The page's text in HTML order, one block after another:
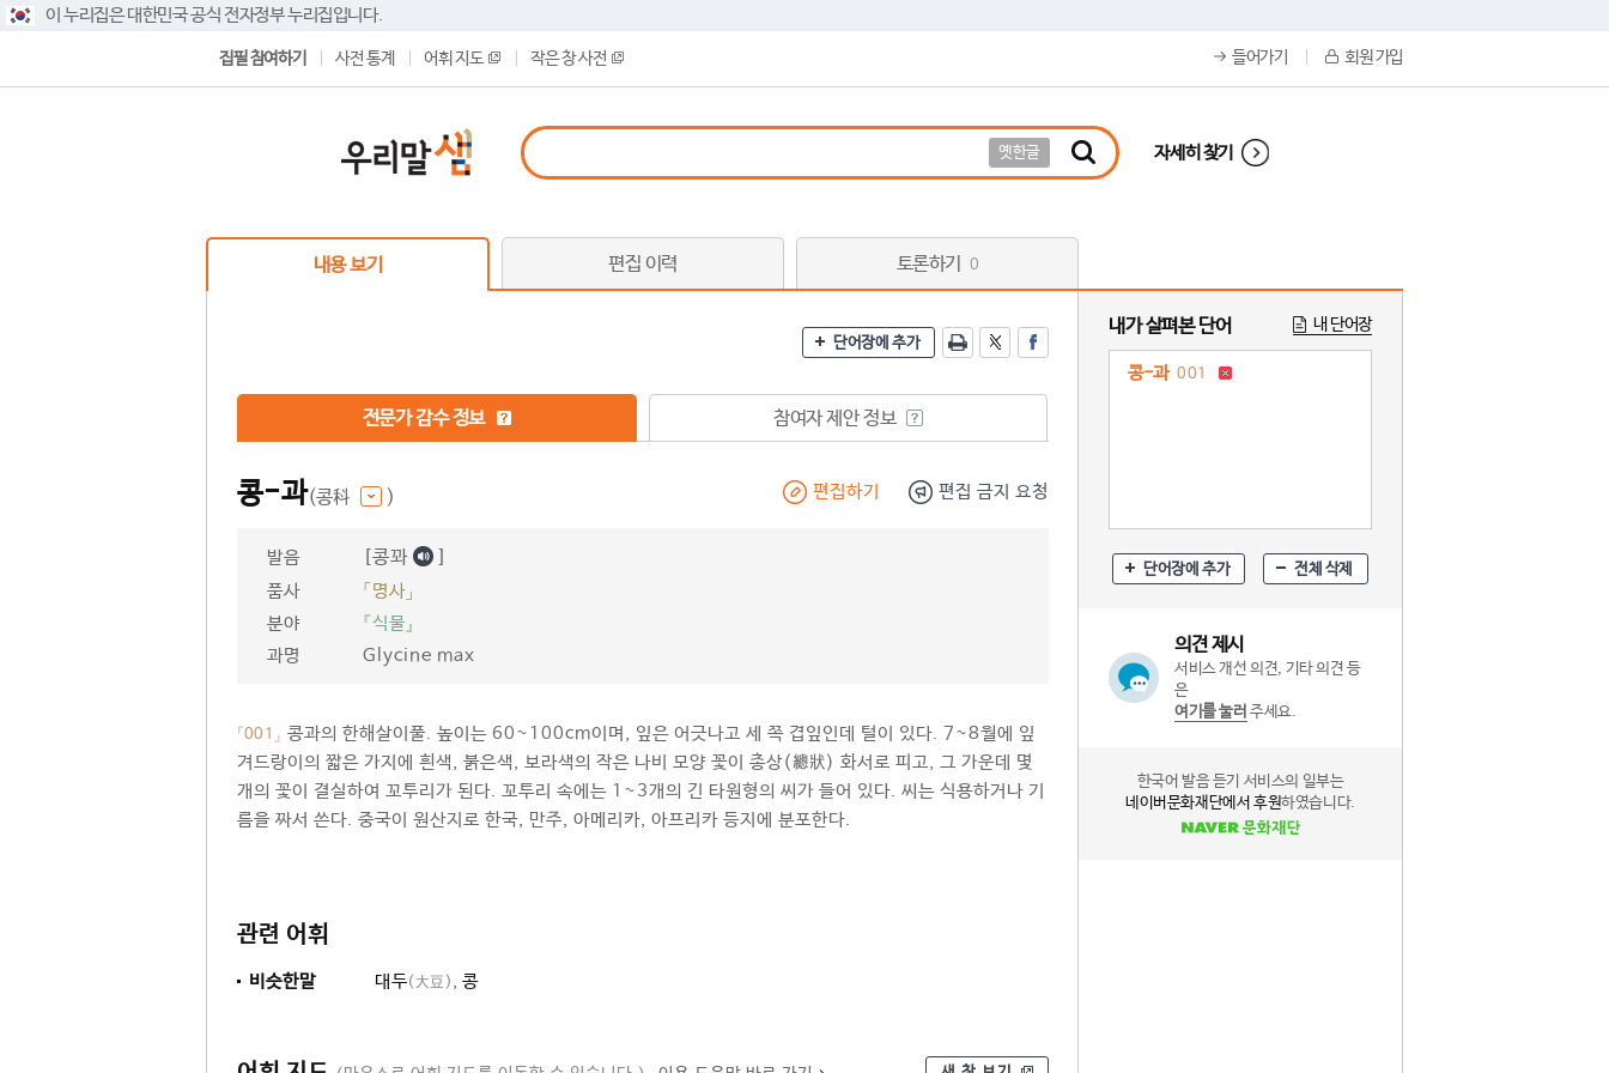
이 누리집은 대한민국 공식 전자정부 누리집입니다.
집필 참여하기 사전 통계 어휘 지도 작은 창 사전 들어가기 회원 가입
옛한글 자세히 찾기
내용 보기 편집 이력 토론하기 0
단어장에 추가
전문가 감수 정보 참여자 제안 정보
콩-과(콩科 ) 편집하기 편집 금지 요청
발음 [콩꽈 ]
품사
「명사」
분야
『식물』
과명
Glycine max
「001」 콩과의 한해살이풀. 높이는 60~100cm이며, 잎은 어긋나고 세 쪽 겹잎인데 털이 있다. 7~8월에 잎
겨드랑이의 짧은 가지에 흰색, 붉은색, 보라색의 작은 나비 모양 꽃이 총상(總狀) 화서로 피고, 그 가운데 몇
개의 꽃이 결실하여 꼬투리가 된다. 꼬투리 속에는 1~3개의 긴 타원형의 씨가 들어 있다. 씨는 식용하거나 기
름을 짜서 쓴다. 중국이 원산지로 한국, 만주, 아메리카, 아프리카 등지에 분포한다.
관련 어휘
비슷한말 대두(大豆) , 콩
내가 살펴본 단어 내 단어장
콩-과 001
단어장에 추가 전체 삭제
의견 제시
서비스 개선 의견, 기타 의견 등
은
여기를 눌러 주세요.
한국어 발음 듣기 서비스의 일부는
네이버문화재단에서 후원하였습니다.